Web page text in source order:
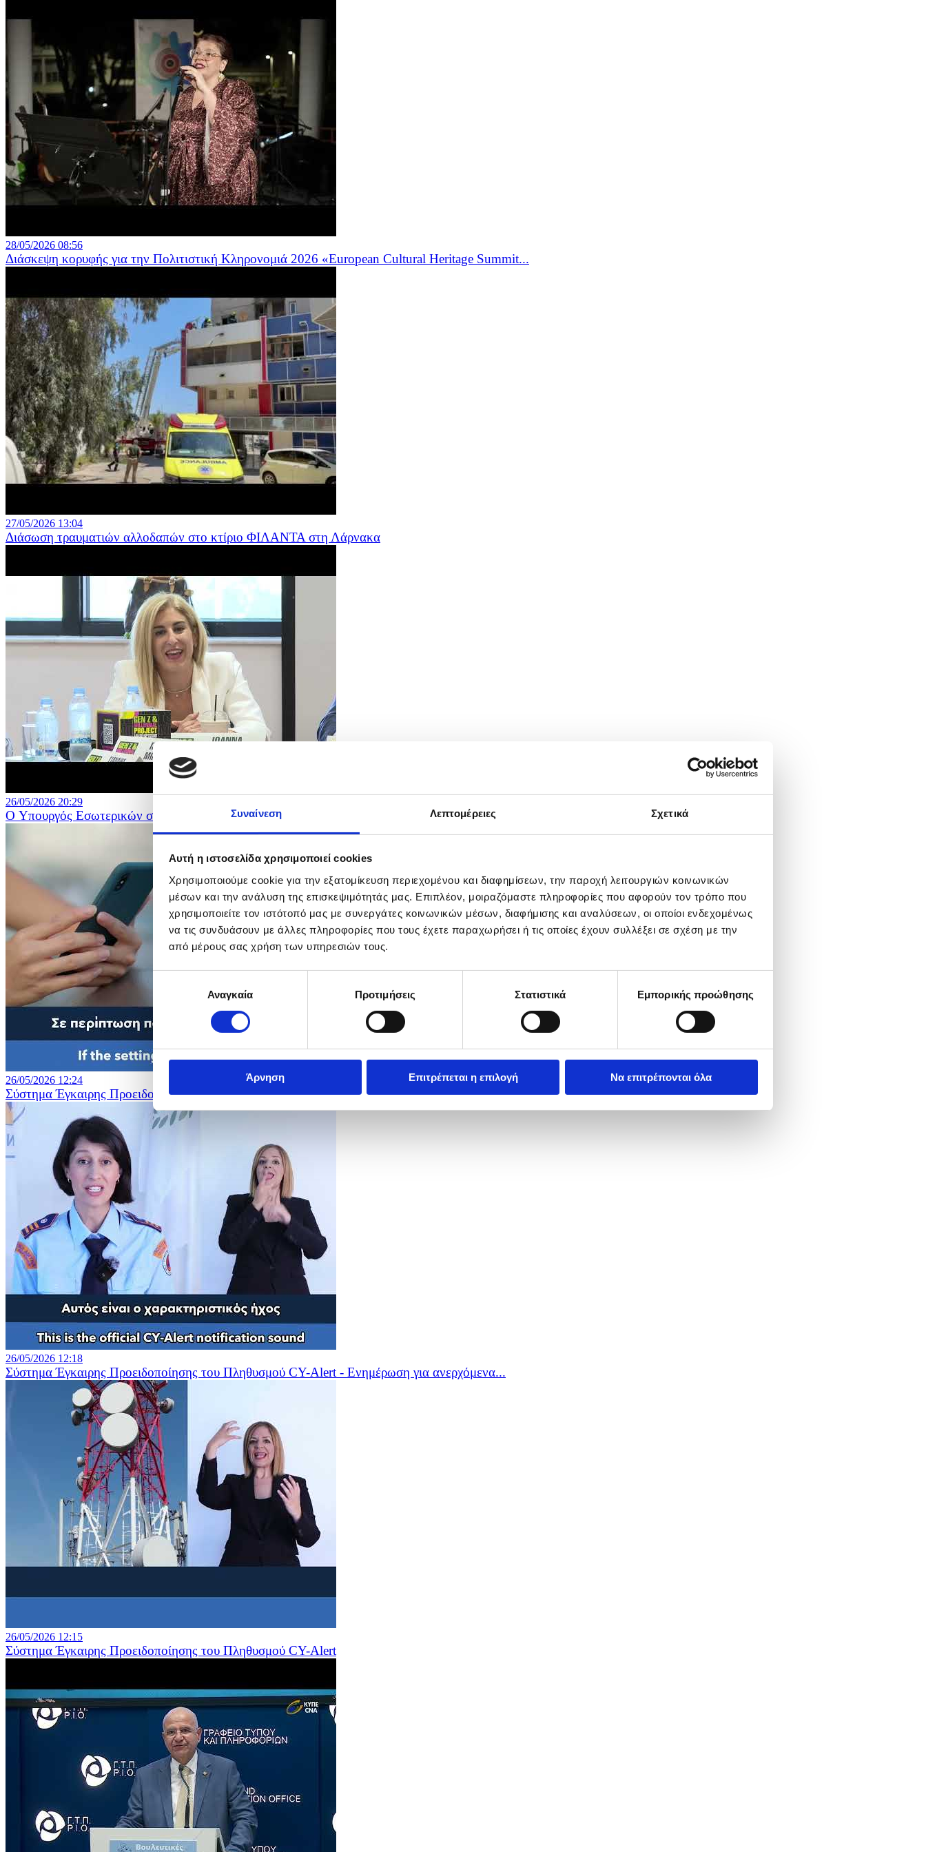
Συναίνεση Λεπτομέρειες Σχετικά
Αυτή η ιστοσελίδα χρησιμοποιεί cookies
Χρησιμοποιούμε cookie για την εξατομίκευση περιεχομένου και διαφημίσεων, την παροχή λειτουργιών κοινωνικών
μέσων και την ανάλυση της επισκεψιμότητάς μας. Επιπλέον, μοιραζόμαστε πληροφορίες που αφορούν τον τρόπο που
χρησιμοποιείτε τον ιστότοπό μας με συνεργάτες κοινωνικών μέσων, διαφήμισης και αναλύσεων, οι οποίοι ενδεχομένως
να τις συνδυάσουν με άλλες πληροφορίες που τους έχετε παραχωρήσει ή τις οποίες έχουν συλλέξει σε σχέση με την
από μέρους σας χρήση των υπηρεσιών τους.
συγκατάθεσηςΑναγκαία Προτιμήσεις Στατιστικά Εμπορικής προώθησης
Άρνηση Επιτρέπεται η επιλογή Να επιτρέπονται όλα
28/05/2026 08:56
Διάσκεψη κορυφής για την Πολιτιστική Κληρονομιά 2026 «European Cultural Heritage Summit...
27/05/2026 13:04
Διάσωση τραυματιών αλλοδαπών στο κτίριο ΦΙΛΑΝΤΑ στη Λάρνακα
26/05/2026 20:29
O Υπουργός Εσωτερικών σε συζήτηση στρογγυλής τραπέζης με τίτλο «Gen Z & Millennial...
26/05/2026 12:24
Σύστημα Έγκαιρης Προειδοποίησης του Πληθυσμού CY-Alert - Προετοιμασία και αναβάθμιση...
26/05/2026 12:18
Σύστημα Έγκαιρης Προειδοποίησης του Πληθυσμού CY-Alert - Ενημέρωση για ανερχόμενα...
26/05/2026 12:15
Σύστημα Έγκαιρης Προειδοποίησης του Πληθυσμού CY-Alert